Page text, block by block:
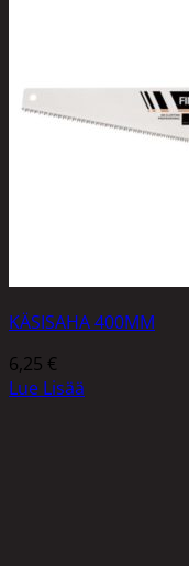
KÄSISAHA 400MM
6,25 €
Lue Lisää